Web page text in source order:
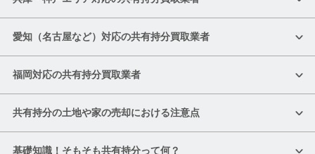
愛知（名古屋など）対応の共有持分買取業者
福岡対応の共有持分買取業者
共有持分の土地や家の売却における注意点
基礎知識！そもそも共有持分って何？